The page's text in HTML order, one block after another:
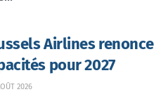
Airlines
pour 2027
2026